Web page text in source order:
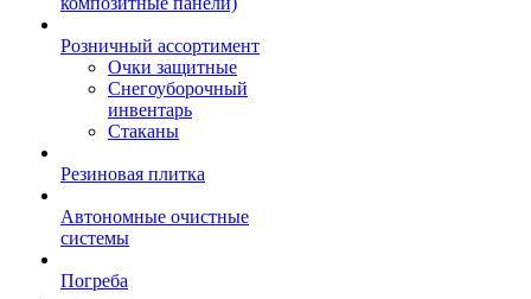
Розничный ассортимент
Очки защитные
Снегоуборочный
инвентарь
Стаканы
Резиновая плитка
Автономные очистные
системы
Погреба